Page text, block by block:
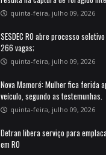
quinta-feira, julho 09, 2026
SESDEC RO abre processo
266 vagas;
quinta-feira, julho 09, 2026
Nova Mamoré: Mulher fica ferida
veículo, segundo as testemunhas.
quinta-feira, julho 09, 2026
Detran libera serviço para
em RO